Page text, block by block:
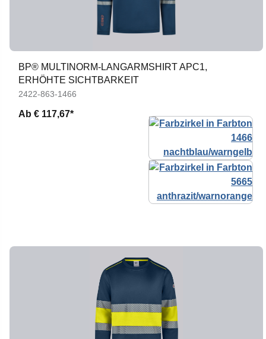
BP® MULTINORM-LANGARMSHIRT APC1,
ERHÖHTE SICHTBARKEIT
2422-863-1466
Ab € 117,67*